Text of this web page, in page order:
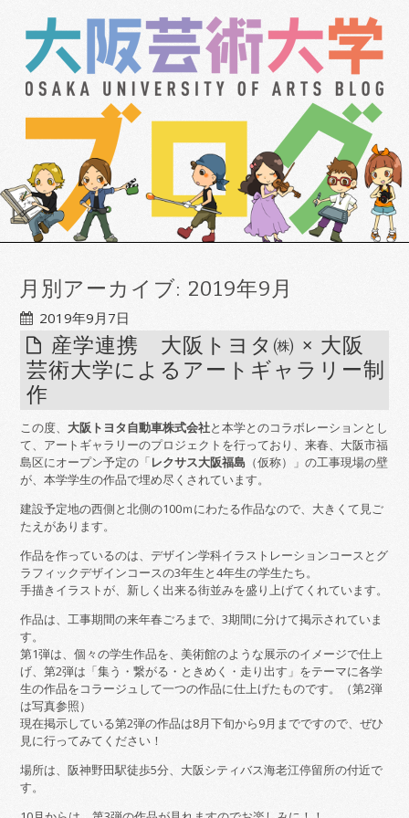
月別アーカイブ: 2019年9月
2019年9月7日
産学連携 大阪トヨタ㈱ × 大阪
芸術大学によるアートギャラリー制
作
この度、 大阪トヨタ自動車株式会社と本学とのコラボレーションとし
て、アートギャラリーのプロジェクトを行っており、来春、大阪市福
島区にオープン予定の「レクサス大阪福島 （仮称）」の工事現場の壁
が、本学学生の作品で埋め尽くされています。
建設予定地の西側と北側の100ｍにわたる作品なので、大きくて見ご
たえがあります。
作品を作っているのは、デザイン学科イラストレーションコースとグ
ラフィックデザインコースの3年生と4年生の学生たち。
手描きイラストが、新しく出来る街並みを盛り上げてくれています。
作品は、工事期間の来年春ごろまで、3期間に分けて掲示されていま
す。
第1弾は、個々の学生作品を、美術館のような展示のイメージで仕上
げ、第2弾は「集う・繋がる・ときめく・走り出す」をテーマに各学
生の作品をコラージュして一つの作品に仕上げたものです。（第2弾
は写真参照）
現在掲示している第2弾の作品は8月下旬から9月までですので、ぜひ
見に行ってみてください！
場所は、阪神野田駅徒歩5分、大阪シティバス海老江停留所の付近で
す。